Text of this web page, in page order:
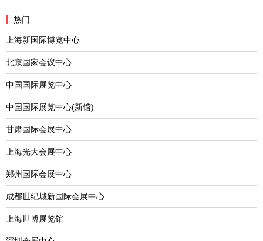
热门
上海新国际博览中心
北京国家会议中心
中国国际展览中心
中国国际展览中心(新馆)
甘肃国际会展中心
上海光大会展中心
郑州国际会展中心
成都世纪城新国际会展中心
上海世博展览馆